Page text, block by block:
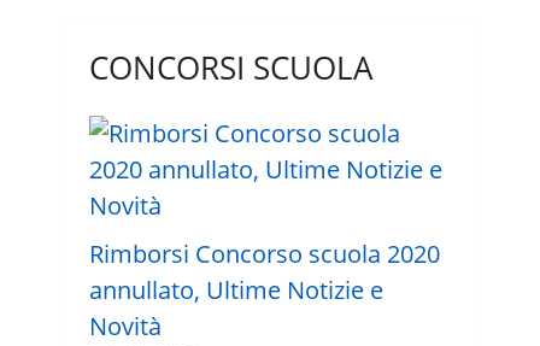
CONCORSI SCUOLA
Rimborsi Concorso scuola 2020
annullato, Ultime Notizie e
Novità